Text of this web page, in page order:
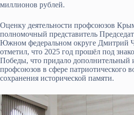
миллионов рублей.
Оценку деятельности профсоюзов
полномочный представитель
Южном федеральном округе Дмитрий
отметил, что 2025 год прошёл под
Победы, что придало дополнительный
профсоюзов в сфере патриотического
сохранения исторической памяти.